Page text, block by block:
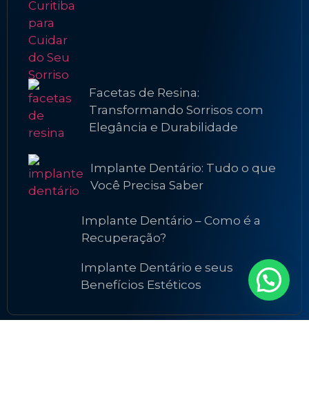
Facetas de Resina:
Transformando Sorrisos com
Elegância e Durabilidade
Implante Dentário: Tudo o que
Você Precisa Saber
Implante Dentário – Como é a
Recuperação?
Implante Dentário e seus
Benefícios Estéticos